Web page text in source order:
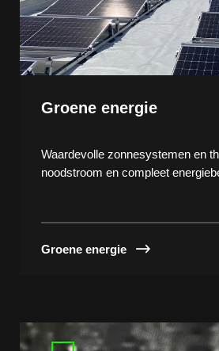
Groene energie
Waardevolle zonnesystemen en
noodstroom en compleet
Groene energie